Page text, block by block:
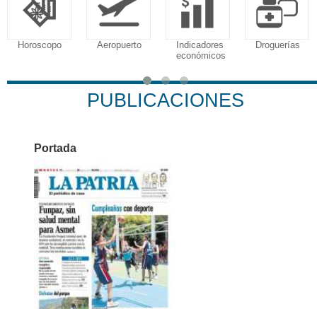
Horoscopo Aeropuerto
Indicadores
económicos
Droguerías
PUBLICACIONES
Portada